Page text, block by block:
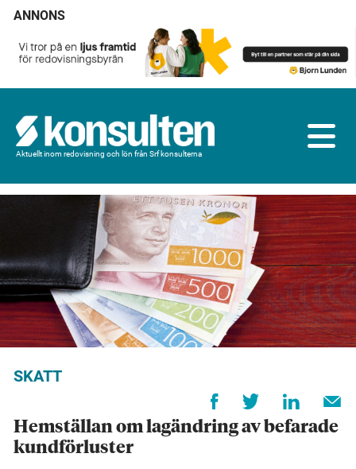
ANNONS
Aktuellt inom redovisning och lön från Srf konsulterna
SKATT
Hemställan om lagändring av befarade
kundförluster